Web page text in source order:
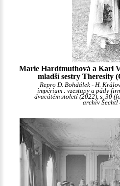
Marie Hardtmuthová a Karl
mladší sestry Theresity
Repro D. Bohdálek - H.
impérium : vzestupy a pády
dvacátém století (2022), s. 30
archiv Šechtl